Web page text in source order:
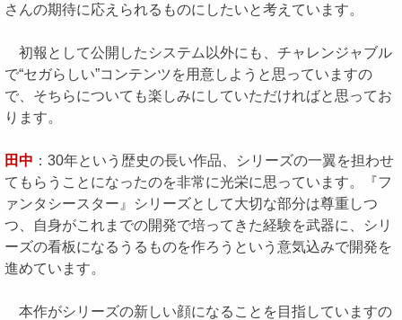
さんの期待に応えられるものにしたいと考えています。
初報として公開したシステム以外にも、チャレンジャブル
で“セガらしい”コンテンツを用意しようと思っていますの
で、そちらについても楽しみにしていただければと思ってお
ります。
田中 ：30年という歴史の長い作品、シリーズの一翼を担わせ
てもらうことになったのを非常に光栄に思っています。『フ
ァンタシースター』シリーズとして大切な部分は尊重しつ
つ、自身がこれまでの開発で培ってきた経験を武器に、シリ
ーズの看板になるうるものを作ろうという意気込みで開発を
進めています。
本作がシリーズの新しい顔になることを目指していますの